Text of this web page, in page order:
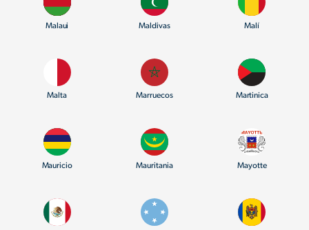
Malaui Maldivas Malí
Malta Marruecos Martinica
Mauricio Mauritania Mayotte